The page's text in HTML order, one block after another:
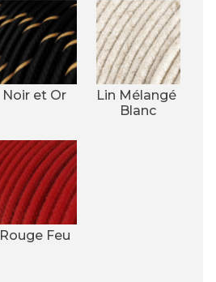
Noir et Or
Lin Mélangé
Blanc
Rouge Feu